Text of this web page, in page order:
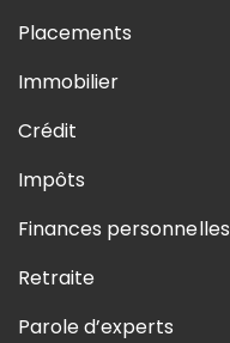
Placements
Immobilier
Crédit
Impôts
Finances personnelles
Retraite
Parole d’experts